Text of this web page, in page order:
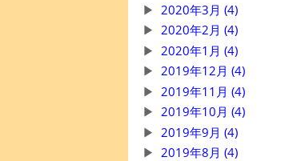
2020年3月 (4)
2020年2月 (4)
2020年1月 (4)
2019年12月 (4)
2019年11月 (4)
2019年10月 (4)
2019年9月 (4)
2019年8月 (4)